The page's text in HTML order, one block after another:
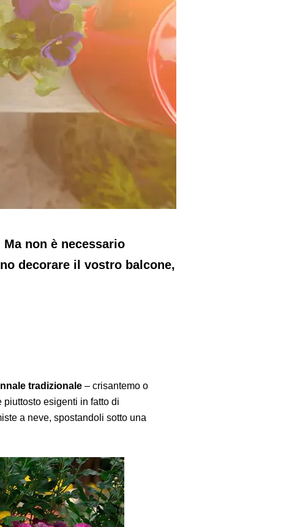
non è necessario
decorare il vostro balcone,
tradizionale – crisantemo o
piuttosto esigenti in fatto di
a neve, spostandoli sotto una